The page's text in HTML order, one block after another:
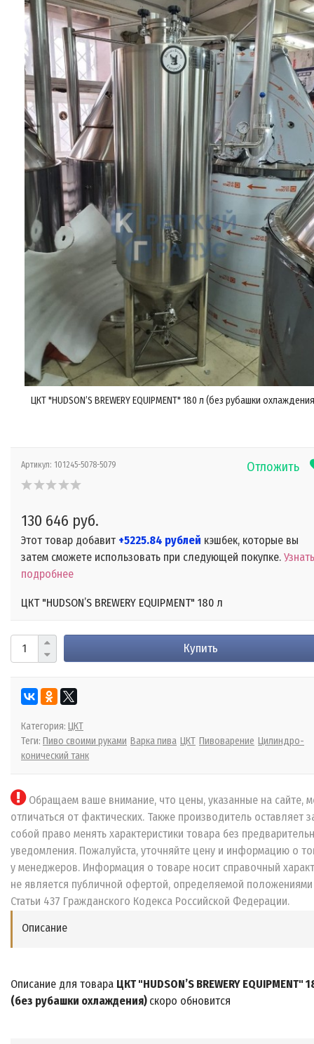
ЦКТ "HUDSON’S BREWERY EQUIPMENT" 180 л (без рубашки
Отложить
Артикул: 101245-5078-5079
130 646 руб.
Этот товар добавит +5225.84 рублей кэшбек, которые вы
затем сможете использовать при следующей покупке. Узнать
подробнее
ЦКТ "HUDSON’S BREWERY EQUIPMENT" 180 л
Купить
Категория: ЦКТ
Теги: Пиво своими руками Варка пива ЦКТ Пивоварение Цилиндро-
конический танк
Обращаем ваше внимание, что цены, указанные на сайте,
отличаться от фактических. Также производитель оставляет
собой право менять характеристики товара без
уведомления. Пожалуйста, уточняйте цену и информацию о
у менеджеров. Информация о товаре носит справочный
не является публичной офертой, определяемой положениями
Статьи 437 Гражданского Кодекса Российской Федерации.
Описание
Описание для товара ЦКТ "HUDSON’S BREWERY EQUIPMENT"
(без рубашки охлаждения) скоро обновится